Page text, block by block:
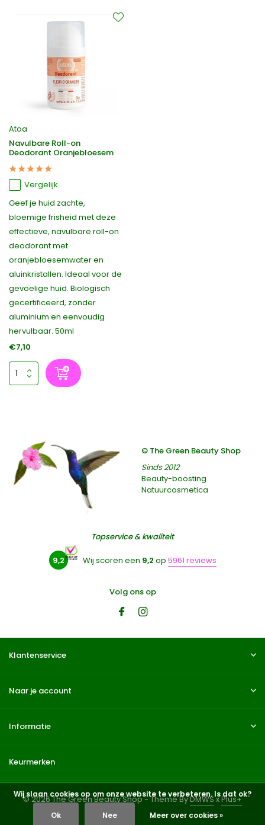
Atoa
Navulbare Roll-on
Deodorant Oranjebloesem
Vergelijk
Geef je huid zachte,
bloemige frisheid met deze
effectieve, navulbare roll-on
deodorant met
oranjebloesemwater en
aluinkristallen. Ideaal voor de
gevoelige huid. Biologisch
gecertificeerd, zonder
aluminium en eenvoudig
hervulbaar. 50ml
€7,10
© The Green Beauty Shop
Sinds 2012
Beauty-boosting
Natuurcosmetica
Topservice & kwaliteit
9,2 Wij scoren een 9,2 op 5961 reviews
Volg ons op
Klantenservice
Naar je account
Informatie
Keurmerken
© 2026 The Green Beauty Shop - Theme ByDMWSxPlus+
Wij slaan cookies op om onze website te verbeteren. Is dat ok?
Ok Nee Meer over cookies »